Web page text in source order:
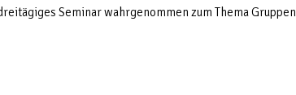
Seminar wahrgenommen zum Thema